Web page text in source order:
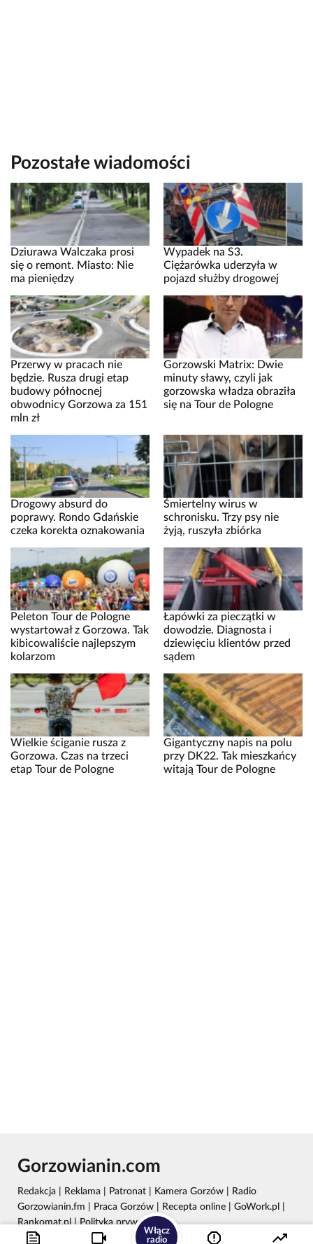
Pozostałe wiadomości
Dziurawa Walczaka prosi
się o remont. Miasto: Nie
ma pieniędzy
Wypadek na S3.
Ciężarówka uderzyła w
pojazd służby drogowej
Przerwy w pracach nie
będzie. Rusza drugi etap
budowy północnej
obwodnicy Gorzowa za 151
mln zł
Gorzowski Matrix: Dwie
minuty sławy, czyli jak
gorzowska władza obraziła
się na Tour de Pologne
Drogowy absurd do
poprawy. Rondo Gdańskie
czeka korekta oznakowania
Śmiertelny wirus w
schronisku. Trzy psy nie
żyją, ruszyła zbiórka
Peleton Tour de Pologne
wystartował z Gorzowa. Tak
kibicowaliście najlepszym
kolarzom
Łapówki za pieczątki w
dowodzie. Diagnosta i
dziewięciu klientów przed
sądem
Wielkie ściganie rusza z
Gorzowa. Czas na trzeci
etap Tour de Pologne
Gigantyczny napis na polu
przy DK22. Tak mieszkańcy
witają Tour de Pologne
Włącz
radio
Gorzowianin.com
Redakcja Reklama Patronat Kamera Gorzów
Radio
Gorzowianin.fm
Praca Gorzów Recepta online GoWork.pl
Rankomat.pl
Polityka prywatności